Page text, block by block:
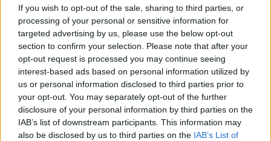
If you wish to opt-out of the sale, sharing to third parties, or
processing of your personal or sensitive information for
targeted advertising by us, please use the below opt-out
section to confirm your selection. Please note that after your
opt-out request is processed you may continue seeing
interest-based ads based on personal information utilized by
us or personal information disclosed to third parties prior to
your opt-out. You may separately opt-out of the further
disclosure of your personal information by third parties on the
IAB’s list of downstream participants. This information may
also be disclosed by us to third parties on the IAB’s List of
“Kurš viņus fenderē?”
Pircēji pamanījuši, ka
Latvijas veikalos zog
pavisam neparastu
lietu
Kābez maksas pavadīt
laiku Grieķijas villā?
Atklāta neparasta
iespēja, par kuru daudzi
vēl nezina